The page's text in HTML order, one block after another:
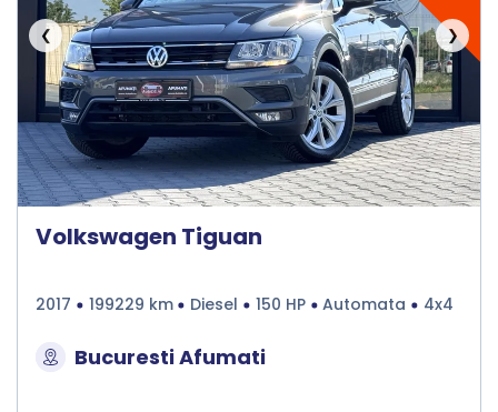
❮ ❯
Volkswagen Tiguan
2017 199229 km Diesel 150 HP Automata 4x4
Bucuresti Afumati